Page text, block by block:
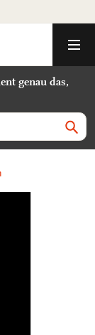
genau das,